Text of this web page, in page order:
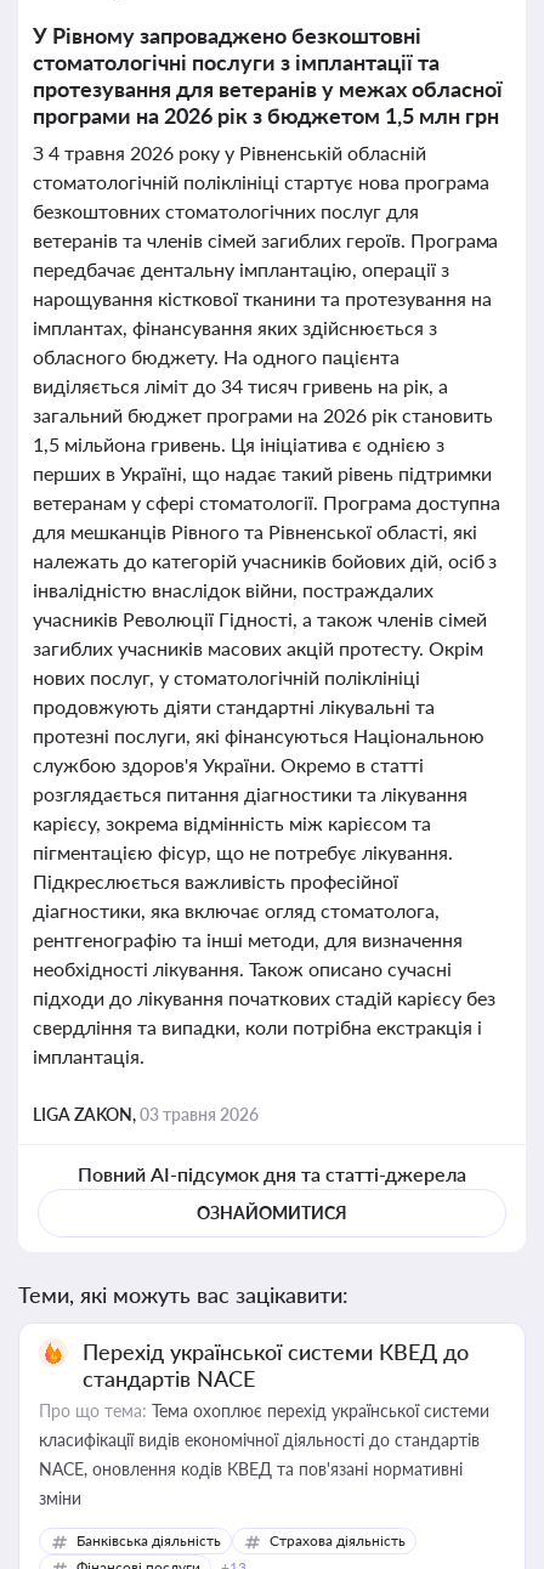
У Рівному запроваджено безкоштовні
стоматологічні послуги з імплантації та
протезування для ветеранів у межах обласної
програми на 2026 рік з бюджетом 1,5 млн грн
З 4 травня 2026 року у Рівненській обласній
стоматологічній поліклініці стартує нова програма
безкоштовних стоматологічних послуг для
ветеранів та членів сімей загиблих героїв. Програма
передбачає дентальну імплантацію, операції з
нарощування кісткової тканини та протезування на
імплантах, фінансування яких здійснюється з
обласного бюджету. На одного пацієнта
виділяється ліміт до 34 тисяч гривень на рік, а
загальний бюджет програми на 2026 рік становить
1,5 мільйона гривень. Ця ініціатива є однією з
перших в Україні, що надає такий рівень підтримки
ветеранам у сфері стоматології. Програма доступна
для мешканців Рівного та Рівненської області, які
належать до категорій учасників бойових дій, осіб з
інвалідністю внаслідок війни, постраждалих
учасників Революції Гідності, а також членів сімей
загиблих учасників масових акцій протесту. Окрім
нових послуг, у стоматологічній поліклініці
продовжують діяти стандартні лікувальні та
протезні послуги, які фінансуються Національною
службою здоров'я України. Окремо в статті
розглядається питання діагностики та лікування
карієсу, зокрема відмінність між карієсом та
пігментацією фісур, що не потребує лікування.
Підкреслюється важливість професійної
діагностики, яка включає огляд стоматолога,
рентгенографію та інші методи, для визначення
необхідності лікування. Також описано сучасні
підходи до лікування початкових стадій карієсу без
свердління та випадки, коли потрібна екстракція і
імплантація.
LIGA ZAKON,03 травня 2026
Повний AI-підсумок дня та статті-джерела
ОЗНАЙОМИТИСЯ
Теми, які можуть вас зацікавити:
Перехід української системи КВЕД до
стандартів NACE
Про що тема: Тема охоплює перехід української системи
класифікації видів економічної діяльності до стандартів
NACE, оновлення кодів КВЕД та пов'язані нормативні
зміни
Банківська діяльність
Страхова діяльність